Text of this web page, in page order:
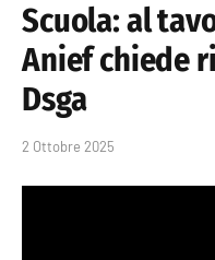
Scuola: al
Anief chiede
Dsga
2 Ottobre 2025